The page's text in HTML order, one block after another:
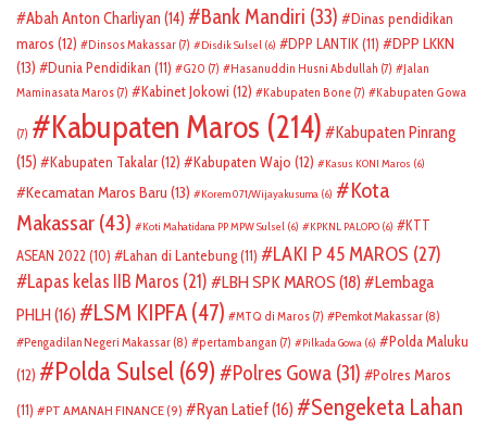
Abah Anton Charliyan (14) Bank Mandiri (33)
Dinas pendidikan
maros (12) Dinsos Makassar (7) Disdik Sulsel (6) DPP LANTIK(11)
DPP LKKN
(13)
Dunia Pendidikan (11) G20 (7) Hasanuddin Husni Abdullah (7)
Jalan
Maminasata Maros (7) Kabinet Jokowi (12) Kabupaten Bone (7) Kabupaten Gowa
(7) Kabupaten Maros (214)
Kabupaten Pinrang
(15)
Kabupaten Takalar(12) Kabupaten Wajo (12) Kasus KONI Maros (6)
Kecamatan Maros Baru (13) Korem 071/Wijayakusuma (6)
Kota
Makassar (43) Koti Mahatidana PP MPW Sulsel (6) KPKNL PALOPO (6)
KTT
ASEAN 2022 (10) Lahan di Lantebung(11) LAKI P 45 MAROS (27)
Lapas kelas IIB Maros (21) LBH SPK MAROS (18)
Lembaga
PHLH (16) LSM KIPFA (47) MTQ di Maros (7) Pemkot Makassar (8)
Pengadilan Negeri Makassar (8) pertambangan (7) Pilkada Gowa (6)
Polda Maluku
(12)
Polda Sulsel (69) Polres Gowa (31)
Polres Maros
(11)
PT AMANAH FINANCE(9) Ryan Latief(16)
Sengeketa Lahan